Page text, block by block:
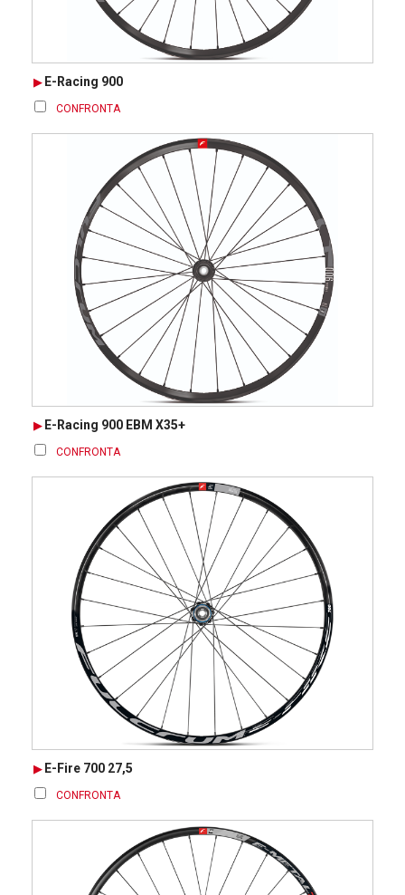
E-Racing 900
CONFRONTA
E-Racing 900 EBM X35+
CONFRONTA
E-Fire 700 27,5
CONFRONTA